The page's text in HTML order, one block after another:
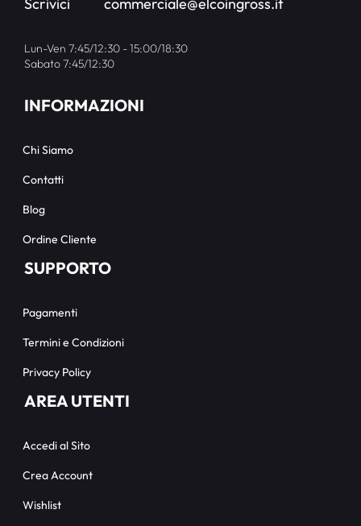
Lun-Ven 7:45/12:30 - 15:00/18:30
Sabato 7:45/12:30
INFORMAZIONI
Chi Siamo
Contatti
Blog
Ordine Cliente
SUPPORTO
Pagamenti
Termini e Condizioni
Privacy Policy
AREA UTENTI
Accedi al Sito
Crea Account
Wishlist